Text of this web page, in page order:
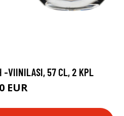
-VIINILASI, 57 CL, 2 KPL
EUR